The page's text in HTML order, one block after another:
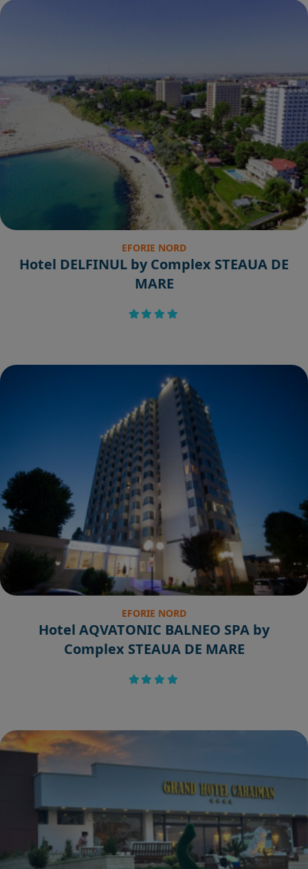
EFORIE NORD
Hotel DELFINUL by Complex STEAUA DE
MARE
EFORIE NORD
Hotel AQVATONIC BALNEO SPA by
Complex STEAUA DE MARE